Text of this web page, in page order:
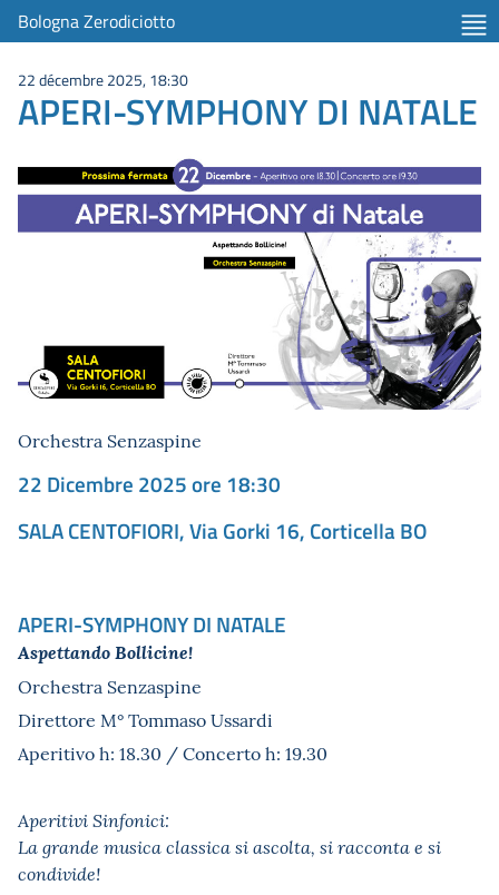
Bologna Zerodiciotto
22 décembre 2025, 18:30
APERI-SYMPHONY DI NATALE
Orchestra Senzaspine
22 Dicembre 2025 ore 18:30
SALA CENTOFIORI, Via Gorki 16, Corticella BO
APERI-SYMPHONY DI NATALE
Aspettando Bollicine!
Orchestra Senzaspine
Direttore M° Tommaso Ussardi
Aperitivo h: 18.30 / Concerto h: 19.30
Aperitivi Sinfonici:
La grande musica classica si ascolta, si racconta e si
condivide!